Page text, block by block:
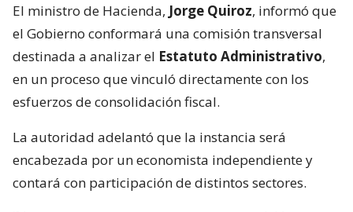
El ministro de Hacienda, Jorge Quiroz, informó que
el Gobierno conformará una comisión transversal
destinada a analizar el Estatuto Administrativo,
en un proceso que vinculó directamente con los
esfuerzos de consolidación fiscal.
La autoridad adelantó que la instancia será
encabezada por un economista independiente y
contará con participación de distintos sectores.